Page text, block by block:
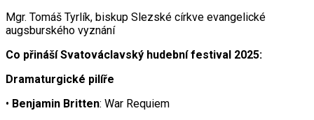
Mgr. Tomáš Tyrlík, biskup Slezské církve evangelické
augsburského vyznání
Co přináší Svatováclavský hudební festival 2025:
Dramaturgické pilíře
• Benjamin Britten: War Requiem